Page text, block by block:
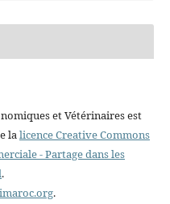
et Vétérinaires est
lalicence Creative Commons
- Partage dans les
.
.